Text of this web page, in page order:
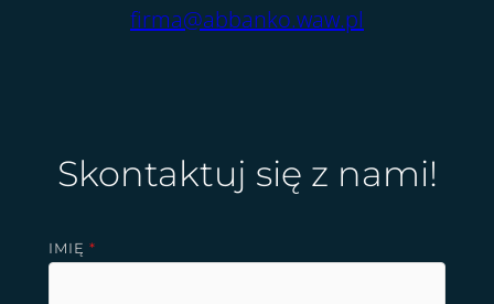
firma@abbanko.waw.pl
Skontaktuj się z nami!
IMIĘ *